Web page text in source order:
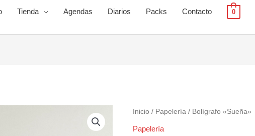
Tienda Agendas Diarios Packs Contacto 0
Inicio / Papelería / Bolígrafo «Sueña»
Papelería